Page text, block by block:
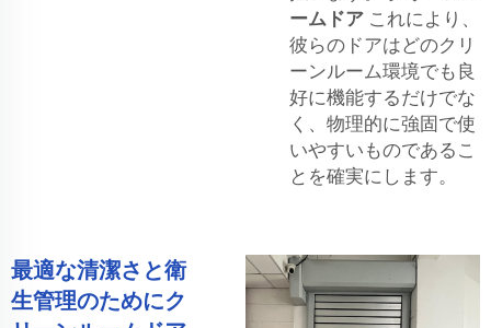
ームドア これにより、
彼らのドアはどのクリ
ーンルーム環境でも良
好に機能するだけでな
く、物理的に強固で使
いやすいものであるこ
とを確実にします。
最適な清潔さと衛
生管理のためにク